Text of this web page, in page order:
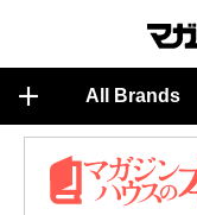
All Brands